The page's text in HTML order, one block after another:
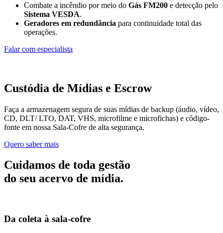
Combate a incêndio por meio do Gás FM200 e detecção pelo
Sistema VESDA.
Geradores em redundância para continuidade total das
operações.
Falar com especialista
Custódia de Mídias e Escrow
Faça a armazenagem segura de suas mídias de backup (áudio, vídeo,
CD, DLT/ LTO, DAT, VHS, microfilme e microfichas) e código-
fonte em nossa Sala-Cofre de alta segurança.
Quero saber mais
Cuidamos de toda gestão
do seu acervo de mídia.
Da coleta à sala-cofre